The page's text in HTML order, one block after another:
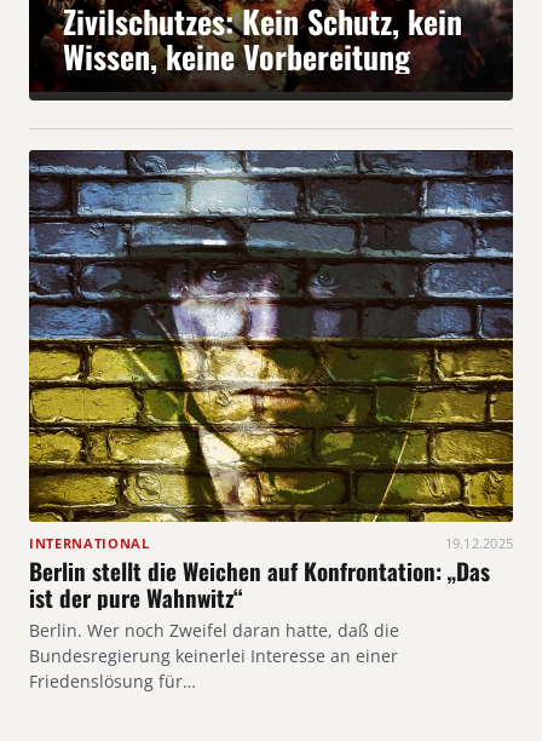
Zivilschutzes: Kein Schutz, kein
Wissen, keine Vorbereitung
INTERNATIONAL 19.12.2025
Berlin stellt die Weichen auf Konfrontation: „Das
ist der pure Wahnwitz“
Berlin. Wer noch Zweifel daran hatte, daß die
Bundesregierung keinerlei Interesse an einer
Friedenslösung für…